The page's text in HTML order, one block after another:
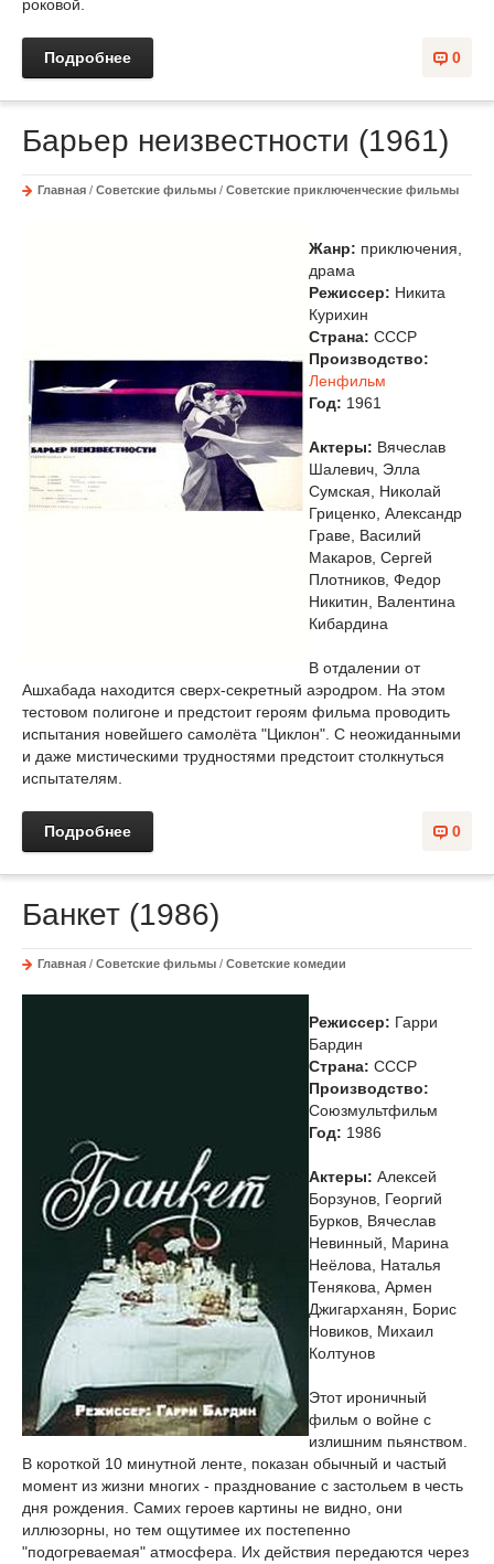
роковой.
0
Подробнее
Барьер неизвестности (1961)
Главная / Советские фильмы / Советские приключенческие фильмы
Жанр: приключения,
драма
Режиссер: Никита
Курихин
Страна: СССР
Производство:
Ленфильм
Год: 1961
Актеры: Вячеслав
Шалевич, Элла
Сумская, Николай
Гриценко, Александр
Граве, Василий
Макаров, Сергей
Плотников, Федор
Никитин, Валентина
Кибардина
В отдалении от
Ашхабада находится сверх-секретный аэродром. На этом
тестовом полигоне и предстоит героям фильма проводить
испытания новейшего самолёта "Циклон". С неожиданными
и даже мистическими трудностями предстоит столкнуться
испытателям.
0
Подробнее
Банкет (1986)
Главная / Советские фильмы / Советские комедии
Режиссер: Гарри
Бардин
Страна: СССР
Производство:
Союзмультфильм
Год: 1986
Актеры: Алексей
Борзунов, Георгий
Бурков, Вячеслав
Невинный, Марина
Неёлова, Наталья
Тенякова, Армен
Джигарханян, Борис
Новиков, Михаил
Колтунов
Этот ироничный
фильм о войне с
излишним пьянством.
В короткой 10 минутной ленте, показан обычный и частый
момент из жизни многих - празднование с застольем в честь
дня рождения. Самих героев картины не видно, они
иллюзорны, но тем ощутимее их постепенно
"подогреваемая" атмосфера. Их действия передаются через